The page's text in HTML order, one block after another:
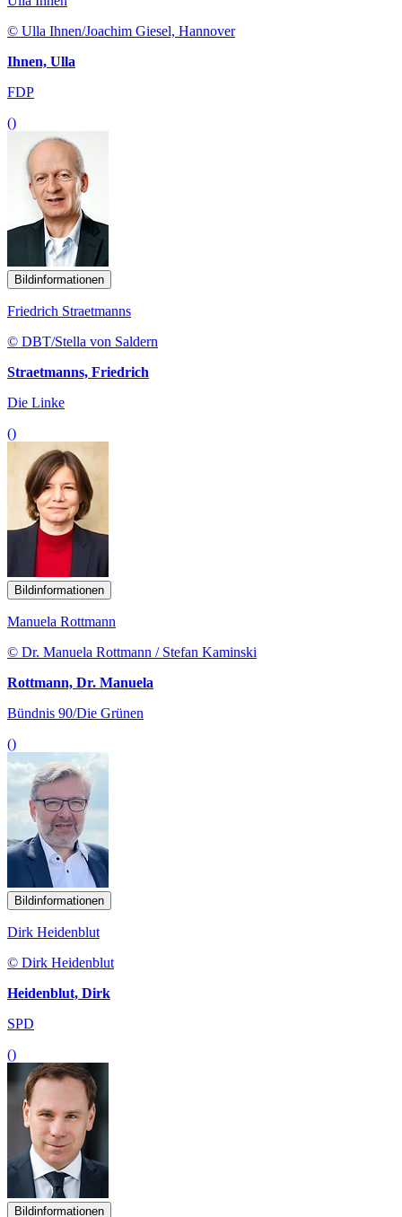
© Ulla Ihnen/Joachim Giesel, Hannover
Ihnen, Ulla
FDP
()
Bildinformationen
Friedrich Straetmanns
© DBT/Stella von Saldern
Straetmanns, Friedrich
Die Linke
()
Bildinformationen
Manuela Rottmann
© Dr. Manuela Rottmann / Stefan Kaminski
Rottmann, Dr. Manuela
Bündnis 90/Die Grünen
()
Bildinformationen
Dirk Heidenblut
© Dirk Heidenblut
Heidenblut, Dirk
SPD
()
Bildinformationen